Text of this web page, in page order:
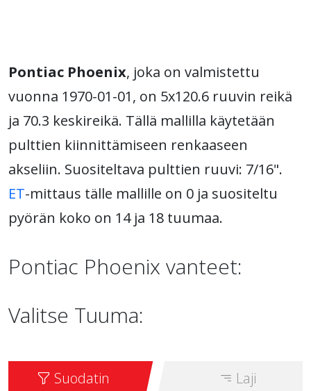
Pontiac Phoenix, joka on valmistettu
vuonna 1970-01-01, on 5x120.6 ruuvin reikä
ja 70.3 keskireikä. Tällä mallilla käytetään
pulttien kiinnittämiseen renkaaseen
akseliin. Suositeltava pulttien ruuvi: 7/16".
ET-mittaus tälle mallille on 0 ja suositeltu
pyörän koko on 14 ja 18 tuumaa.
Pontiac Phoenix vanteet:
Valitse Tuuma:
Suodatin Laji